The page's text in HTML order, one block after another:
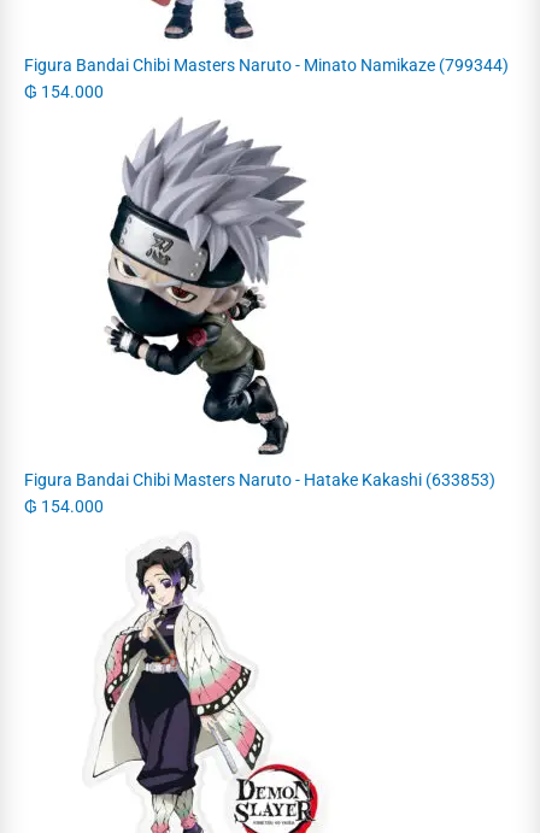
Figura Bandai Chibi Masters Naruto - Minato Namikaze (799344)
₲ 154.000
Figura Bandai Chibi Masters Naruto - Hatake Kakashi (633853)
₲ 154.000